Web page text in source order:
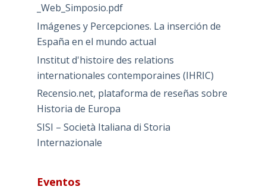
_Web_Simposio.pdf
Imágenes y Percepciones. La inserción de
España en el mundo actual
Institut d'histoire des relations
internationales contemporaines (IHRIC)
Recensio.net, plataforma de reseñas sobre
Historia de Europa
SISI – Società Italiana di Storia
Internazionale
Eventos